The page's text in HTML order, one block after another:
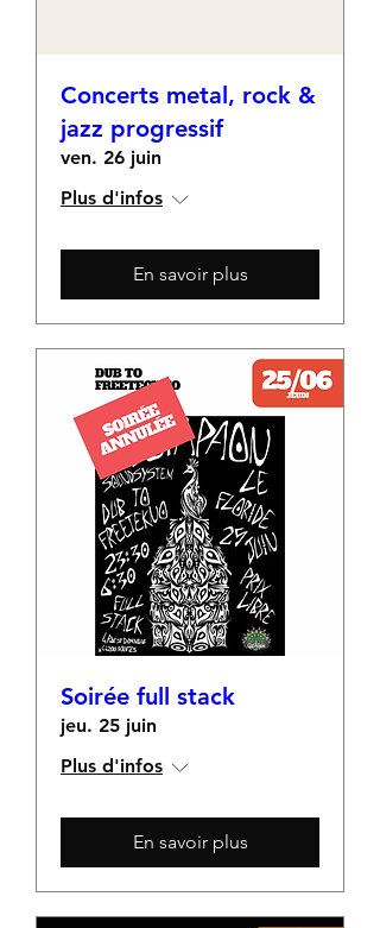
Concerts metal, rock &
jazz progressif
ven. 26 juin
Plus d'infos
En savoir plus
Soirée full stack
jeu. 25 juin
Plus d'infos
En savoir plus